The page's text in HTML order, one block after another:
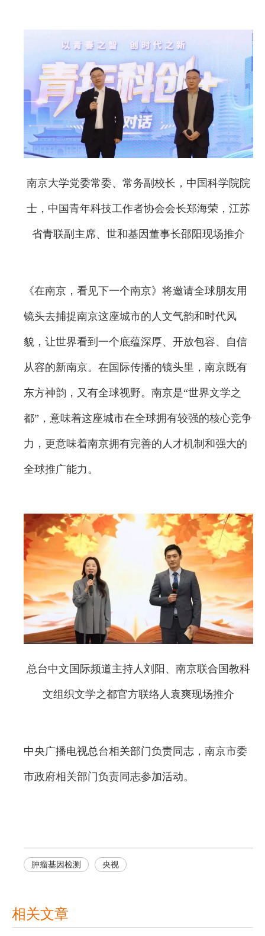
南京大学党委常委、常务副校长，中国科学院院
士，中国青年科技工作者协会会长郑海荣，江苏
省青联副主席、世和基因董事长邵阳现场推介
《在南京，看见下一个南京》将邀请全球朋友用
镜头去捕捉南京这座城市的人文气韵和时代风
貌，让世界看到一个底蕴深厚、开放包容、自信
从容的新南京。在国际传播的镜头里，南京既有
东方神韵，又有全球视野。南京是“世界文学之
都”，意味着这座城市在全球拥有较强的核心竞争
力，更意味着南京拥有完善的人才机制和强大的
全球推广能力。
总台中文国际频道主持人刘阳、南京联合国教科
文组织文学之都官方联络人袁爽现场推介
中央广播电视总台相关部门负责同志，南京市委
市政府相关部门负责同志参加活动。
肿瘤基因检测 央视
相关文章